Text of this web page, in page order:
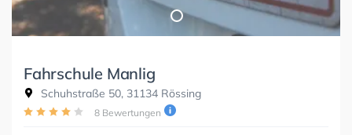
Fahrschule Manlig
Schuhstraße 50, 31134 Rössing
8 Bewertungen